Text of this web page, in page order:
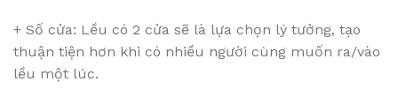
+ Số cửa: Lều có 2 cửa sẽ là lựa chọn lý tưởng, tạo
thuận tiện hơn khi có nhiều người cùng muốn ra/vào
lều một lúc.